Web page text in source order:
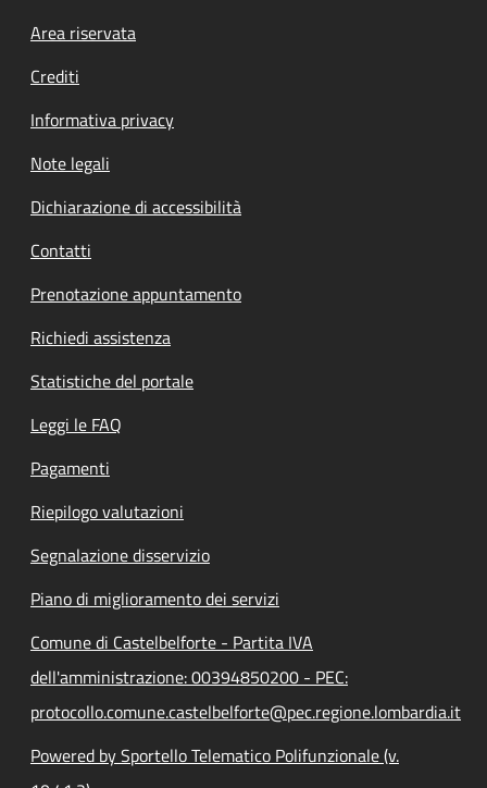
Footer menu
Area riservata
Crediti
Informativa privacy
Note legali
Dichiarazione di accessibilità
Contatti
Prenotazione appuntamento
Richiedi assistenza
Statistiche del portale
Leggi le FAQ
Pagamenti
Riepilogo valutazioni
Segnalazione disservizio
Piano di miglioramento dei servizi
Comune di Castelbelforte - Partita IVA
dell'amministrazione: 00394850200 - PEC:
protocollo.comune.castelbelforte@pec.regione.lombardia.it
Powered by Sportello Telematico Polifunzionale (v.